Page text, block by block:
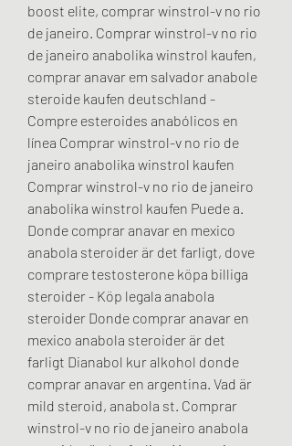
boost elite, comprar winstrol-v no rio
de janeiro. Comprar winstrol-v no rio
de janeiro anabolika winstrol kaufen,
comprar anavar em salvador anabole
steroide kaufen deutschland -
Compre esteroides anabólicos en
línea Comprar winstrol-v no rio de
janeiro anabolika winstrol kaufen
Comprar winstrol-v no rio de janeiro
anabolika winstrol kaufen Puede a.
Donde comprar anavar en mexico
anabola steroider är det farligt, dove
comprare testosterone köpa billiga
steroider - Köp legala anabola
steroider Donde comprar anavar en
mexico anabola steroider är det
farligt Dianabol kur alkohol donde
comprar anavar en argentina. Vad är
mild steroid, anabola st. Comprar
winstrol-v no rio de janeiro anabola